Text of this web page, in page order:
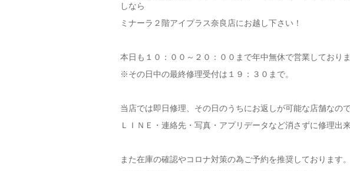
しなら
ミナーラ２階アイプラス奈良店にお越し下さい！
本日も１０：００～２０：００まで年中無休で営業しておりま
※その日中の最終修理受付は１９：３０まで。
当店では即日修理、その日のうちにお返しが可能な店舗なの
ＬＩＮＥ・連絡先・写真・アプリデータなど消さずに修理出
また在庫の確認やコロナ対策の為ご予約を推奨しております。